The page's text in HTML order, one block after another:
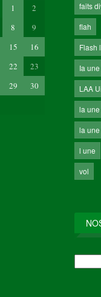
1
2
8
9
15
16
22
23
29
30
faits
flah
Flash
Ia
LAA
la une
la une
l une
vol